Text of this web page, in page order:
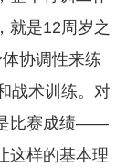
就是12周岁之
协调性来练
战术训练。对
比赛成绩——
这样的基本理